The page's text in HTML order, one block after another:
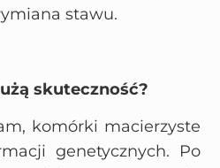
stawu.
skuteczność?
komórki macierzyste
genetycznych. Po